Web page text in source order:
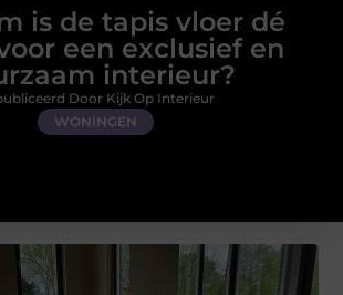
is de tapis vloer dé
een exclusief en
interieur?
WONINGEN
Door Kijk Op Interieur